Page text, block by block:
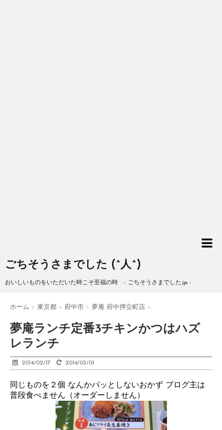
ごちそうさまでした (^人^)
おいしいものをいただいた時こそ至福の時 - ごちそうさまでした.jp -
ホーム > 東京都 > 府中市 > 夢庵 府中押立町店 >
夢庵ランチ定番3チキンかつはハズ
レランチ
2014/02/17 2014/03/01
同じものを２個 なんかパッとしないおかず ブログ主は
普段食べません（オーダーしません）